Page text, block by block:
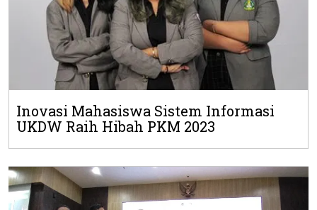
Inovasi Mahasiswa Sistem Informasi
UKDW Raih Hibah PKM 2023